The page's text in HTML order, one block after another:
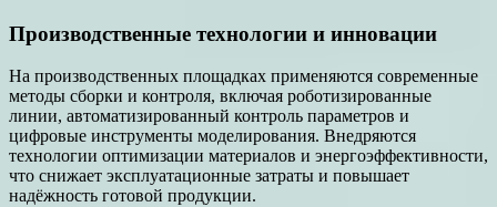
Производственные технологии и инновации
На производственных площадках применяются современные
методы сборки и контроля, включая роботизированные
линии, автоматизированный контроль параметров и
цифровые инструменты моделирования. Внедряются
технологии оптимизации материалов и энергоэффективности,
что снижает эксплуатационные затраты и повышает
надёжность готовой продукции.